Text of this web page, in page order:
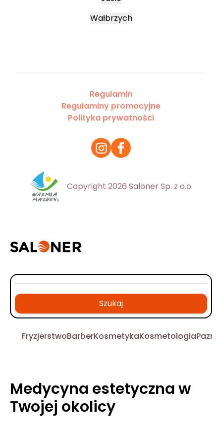
Wałbrzych
Regulamin
Regulaminy promocyjne
Polityka prywatności
Copyright 2026 Saloner Sp. z o.o.
Szukaj
FryzjerstwoBarberKosmetykaKosmetologia
Medycyna estetyczna w
Twojej okolicy